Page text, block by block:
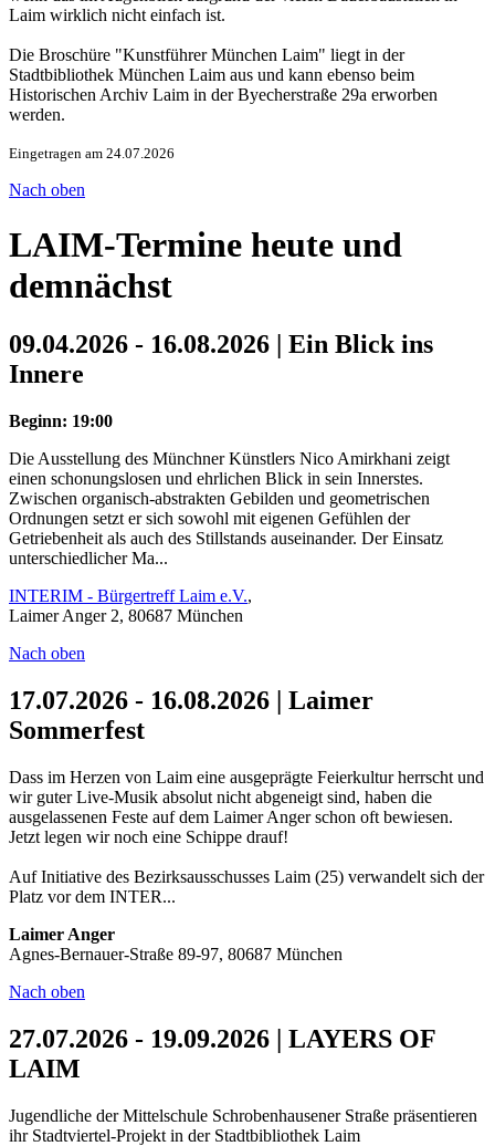
Laim wirklich nicht einfach ist.
Die Broschüre "Kunstführer München Laim" liegt in der
Stadtbibliothek München Laim aus und kann ebenso beim
Historischen Archiv Laim in der Byecherstraße 29a erworben
werden.
Eingetragen am 24.07.2026
Nach oben
LAIM-Termine heute und
demnächst
09.04.2026 - 16.08.2026 | Ein Blick ins
Innere
Beginn: 19:00
Die Ausstellung des Münchner Künstlers Nico Amirkhani zeigt
einen schonungslosen und ehrlichen Blick in sein Innerstes.
Zwischen organisch-abstrakten Gebilden und geometrischen
Ordnungen setzt er sich sowohl mit eigenen Gefühlen der
Getriebenheit als auch des Stillstands auseinander. Der Einsatz
unterschiedlicher Ma...
INTERIM - Bürgertreff Laim e.V.,
Laimer Anger 2, 80687 München
Nach oben
17.07.2026 - 16.08.2026 | Laimer
Sommerfest
Dass im Herzen von Laim eine ausgeprägte Feierkultur herrscht und
wir guter Live-Musik absolut nicht abgeneigt sind, haben die
ausgelassenen Feste auf dem Laimer Anger schon oft bewiesen.
Jetzt legen wir noch eine Schippe drauf!
Auf Initiative des Bezirksausschusses Laim (25) verwandelt sich der
Platz vor dem INTER...
Laimer Anger
Agnes-Bernauer-Straße 89-97, 80687 München
Nach oben
27.07.2026 - 19.09.2026 | LAYERS OF
LAIM
Jugendliche der Mittelschule Schrobenhausener Straße präsentieren
ihr Stadtviertel-Projekt in der Stadtbibliothek Laim